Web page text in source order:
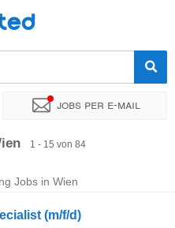
Jobs per e-mail
Unternehmen
1 - 15 von 84
Jobs in Wien
(m/f/d)